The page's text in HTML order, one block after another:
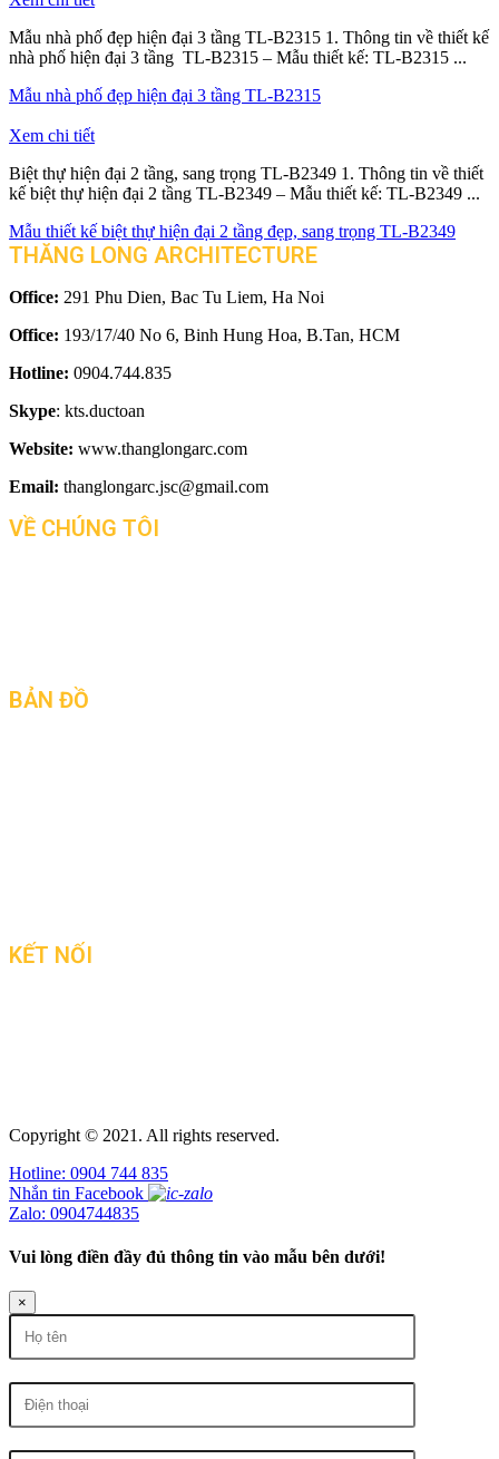
Mẫu nhà phố đẹp hiện đại 3 tầng TL-B2315 1. Thông tin về thiết kế
nhà phố hiện đại 3 tầng TL-B2315 – Mẫu thiết kế: TL-B2315 ...
Mẫu nhà phố đẹp hiện đại 3 tầng TL-B2315
Xem chi tiết
Biệt thự hiện đại 2 tầng, sang trọng TL-B2349 1. Thông tin về thiết
kế biệt thự hiện đại 2 tầng TL-B2349 – Mẫu thiết kế: TL-B2349 ...
Mẫu thiết kế biệt thự hiện đại 2 tầng đẹp, sang trọng TL-B2349
THĂNG LONG ARCHITECTURE
Office: 291 Phu Dien, Bac Tu Liem, Ha Noi
Office: 193/17/40 No 6, Binh Hung Hoa, B.Tan, HCM
Hotline: 0904.744.835
Skype: kts.ductoan
Website: www.thanglongarc.com
Email: thanglongarc.jsc@gmail.com
VỀ CHÚNG TÔI
BẢN ĐỒ
KẾT NỐI
Copyright © 2021. All rights reserved.
Hotline: 0904 744 835
Nhắn tin Facebook
Zalo: 0904744835
Vui lòng điền đầy đủ thông tin vào mẫu bên dưới!
×